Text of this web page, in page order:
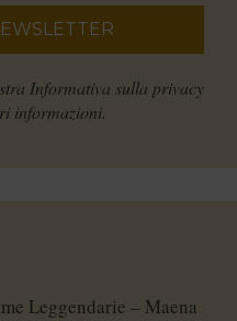
Informativa sulla privacy
informazioni.
Leggendarie – Maena